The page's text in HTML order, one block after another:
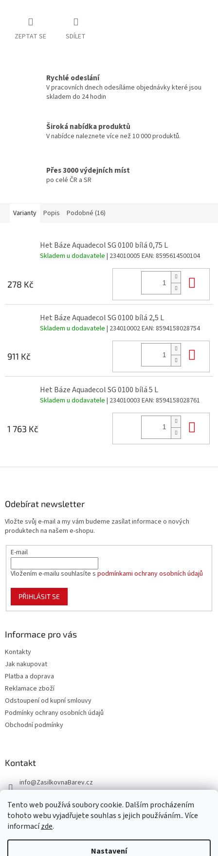
Tento web používá soubory cookie. Dalším procházením
tohoto webu vyjadřujete souhlas s jejich používáním.. Více
informacízde.
Nastavení
ZEPTAT SE SDÍLET
Rychlé odeslání
V pracovních dnech odesíláme objednávky které jsou
skladem do 24 hodin
Široká nabídka produktů
V nabídce naleznete více než 10 000 produktů.
Přes 3000 výdejních míst
po celé ČR a SR
Varianty Popis Podobné (16)
Het Báze Aquadecol SG 0100 bílá 0,75 L
Skladem u dodavatele | 234010005 EAN: 8595614500104
278 Kč
Het Báze Aquadecol SG 0100 bílá 2,5 L
Skladem u dodavatele | 234010002EAN: 8594158028754
911 Kč
Het Báze Aquadecol SG 0100 bílá 5 L
Skladem u dodavatele | 234010003 EAN: 8594158028761
1 763 Kč
Odebírat newsletter
Vložte svůj e-mail a my vám budeme zasílat informace o nových
produktech na našem e-shopu.
E-mail
Vložením e-mailu souhlasíte s podmínkami ochrany osobních údajů
PŘIHLÁSIT SE
Informace pro vás
Kontakty
Jak nakupovat
Platba a doprava
Reklamace zboží
Odstoupení od kupní smlouvy
Podmínky ochrany osobních údajů
Obchodní podmínky
Kontakt
info@ZasilkovnaBarev.cz
Vytvořil Shoptet